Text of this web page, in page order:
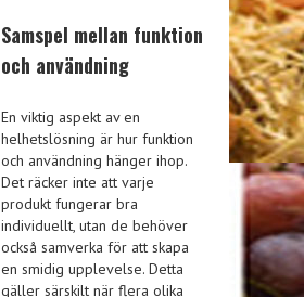
Samspel mellan funktion
och användning
En viktig aspekt av en
helhetslösning är hur funktion
och användning hänger ihop.
Det räcker inte att varje
produkt fungerar bra
individuellt, utan de behöver
också samverka för att skapa
en smidig upplevelse. Detta
gäller särskilt när flera olika